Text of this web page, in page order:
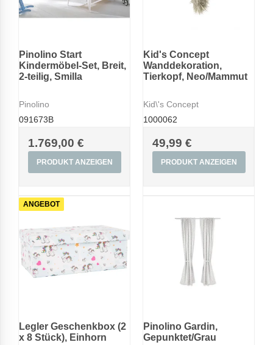
Pinolino Start
Kindermöbel-Set, Breit,
2-teilig, Smilla
Pinolino
091673B
1.769,00 €
PRODUKT ANZEIGEN
Kid's Concept
Wanddekoration,
Tierkopf, Neo/Mammut
Kid\'s Concept
1000062
49,99 €
PRODUKT ANZEIGEN
ANGEBOT
Legler Geschenkbox (2
x 8 Stück), Einhorn
Pinolino Gardin,
Gepunktet/Grau